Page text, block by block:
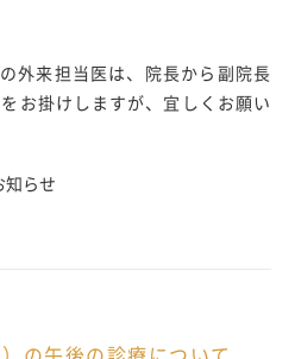
外来担当医は、院長から副院長
お掛けしますが、宜しくお願い
知らせ